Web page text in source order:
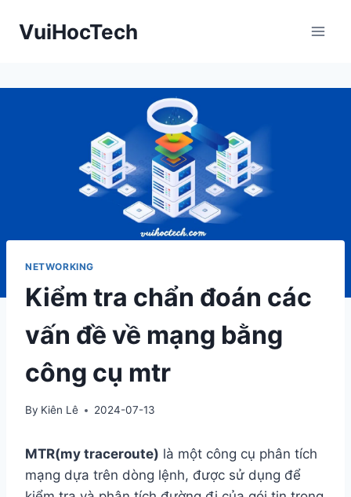
VuiHocTech
NETWORKING
Kiểm tra chẩn đoán các
vấn đề về mạng bằng
công cụ mtr
By Kiên Lê 2024-07-13
MTR(my traceroute) là một công cụ phân tích
mạng dựa trên dòng lệnh, được sử dụng để